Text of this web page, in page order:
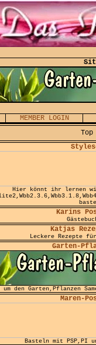
MEMBER LOGIN
Top
Hier könnt ihr lernen
Karins
Katjas
Leckere Rezepte
Garten-
um den Garten,Pflanzen
Maren-
Basteln mit PSP,PI